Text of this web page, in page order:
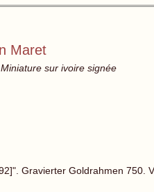
Maret
sur ivoire signée
Gravierter Goldrahmen 750.